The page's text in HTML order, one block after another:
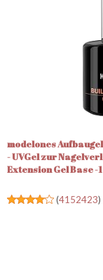
modelones
- UVGel zur
Extension Gel Base -
(4152423)